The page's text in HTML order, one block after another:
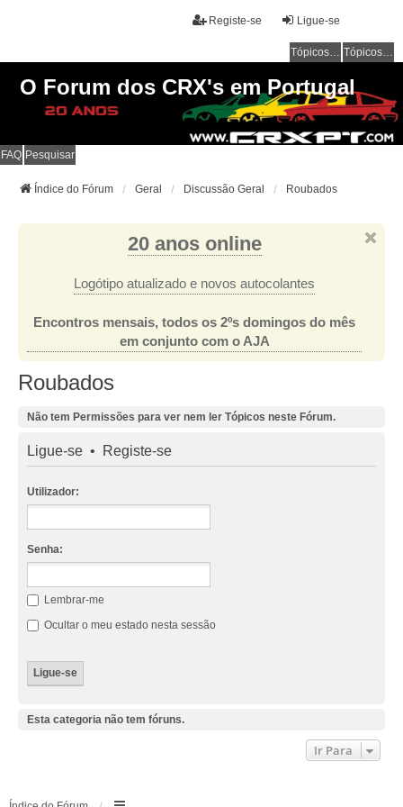
Ligue-se
Registe-se
Tópicos sem resposta Tópicos ativos
O Forum dos CRX's em Portugal
FAQ Pesquisar
Índice do Fórum Geral Discussão Geral Roubados
20 anos online
Logótipo atualizado e novos autocolantes
Encontros mensais, todos os 2ºs domingos do mês
em conjunto com o AJA
Roubados
Não tem Permissões para ver nem ler Tópicos neste Fórum.
Ligue-se • Registe-se
Utilizador:
Senha:
Lembrar-me
Ocultar o meu estado nesta sessão
Esta categoria não tem fóruns.
Ir Para